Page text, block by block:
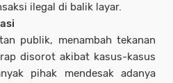
ilegal di balik layar.
publik, menambah tekanan
disorot akibat kasus-kasus
pihak mendesak adanya